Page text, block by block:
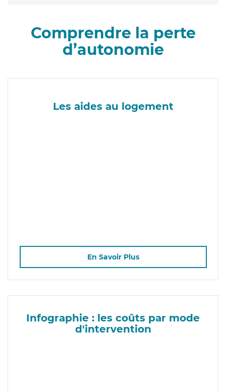
Comprendre la perte
d’autonomie
Les aides au logement
En Savoir Plus
Infographie : les coûts par mode
d'intervention